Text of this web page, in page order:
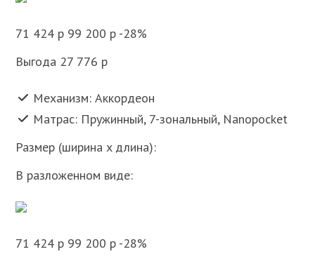
71 424 p 99 200 p -28%
Выгода 27 776 p
Механизм: Аккордеон
Матрас: Пружинный, 7-зональный, Nanopocket
Размер (ширина x длина):
В разложенном виде:
71 424 p 99 200 p -28%